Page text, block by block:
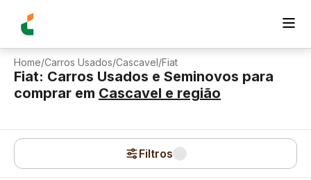
Home/Carros Usados/Cascavel/Fiat
Fiat: Carros Usados e Seminovos para
comprar em Cascavel e região
Filtros